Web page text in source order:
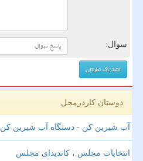
سوال:
دوستان کاردرمحل
آب شیرین کن - دستگاه آب شیرین کن
انتخابات مجلس ، کاندیدای مجلس